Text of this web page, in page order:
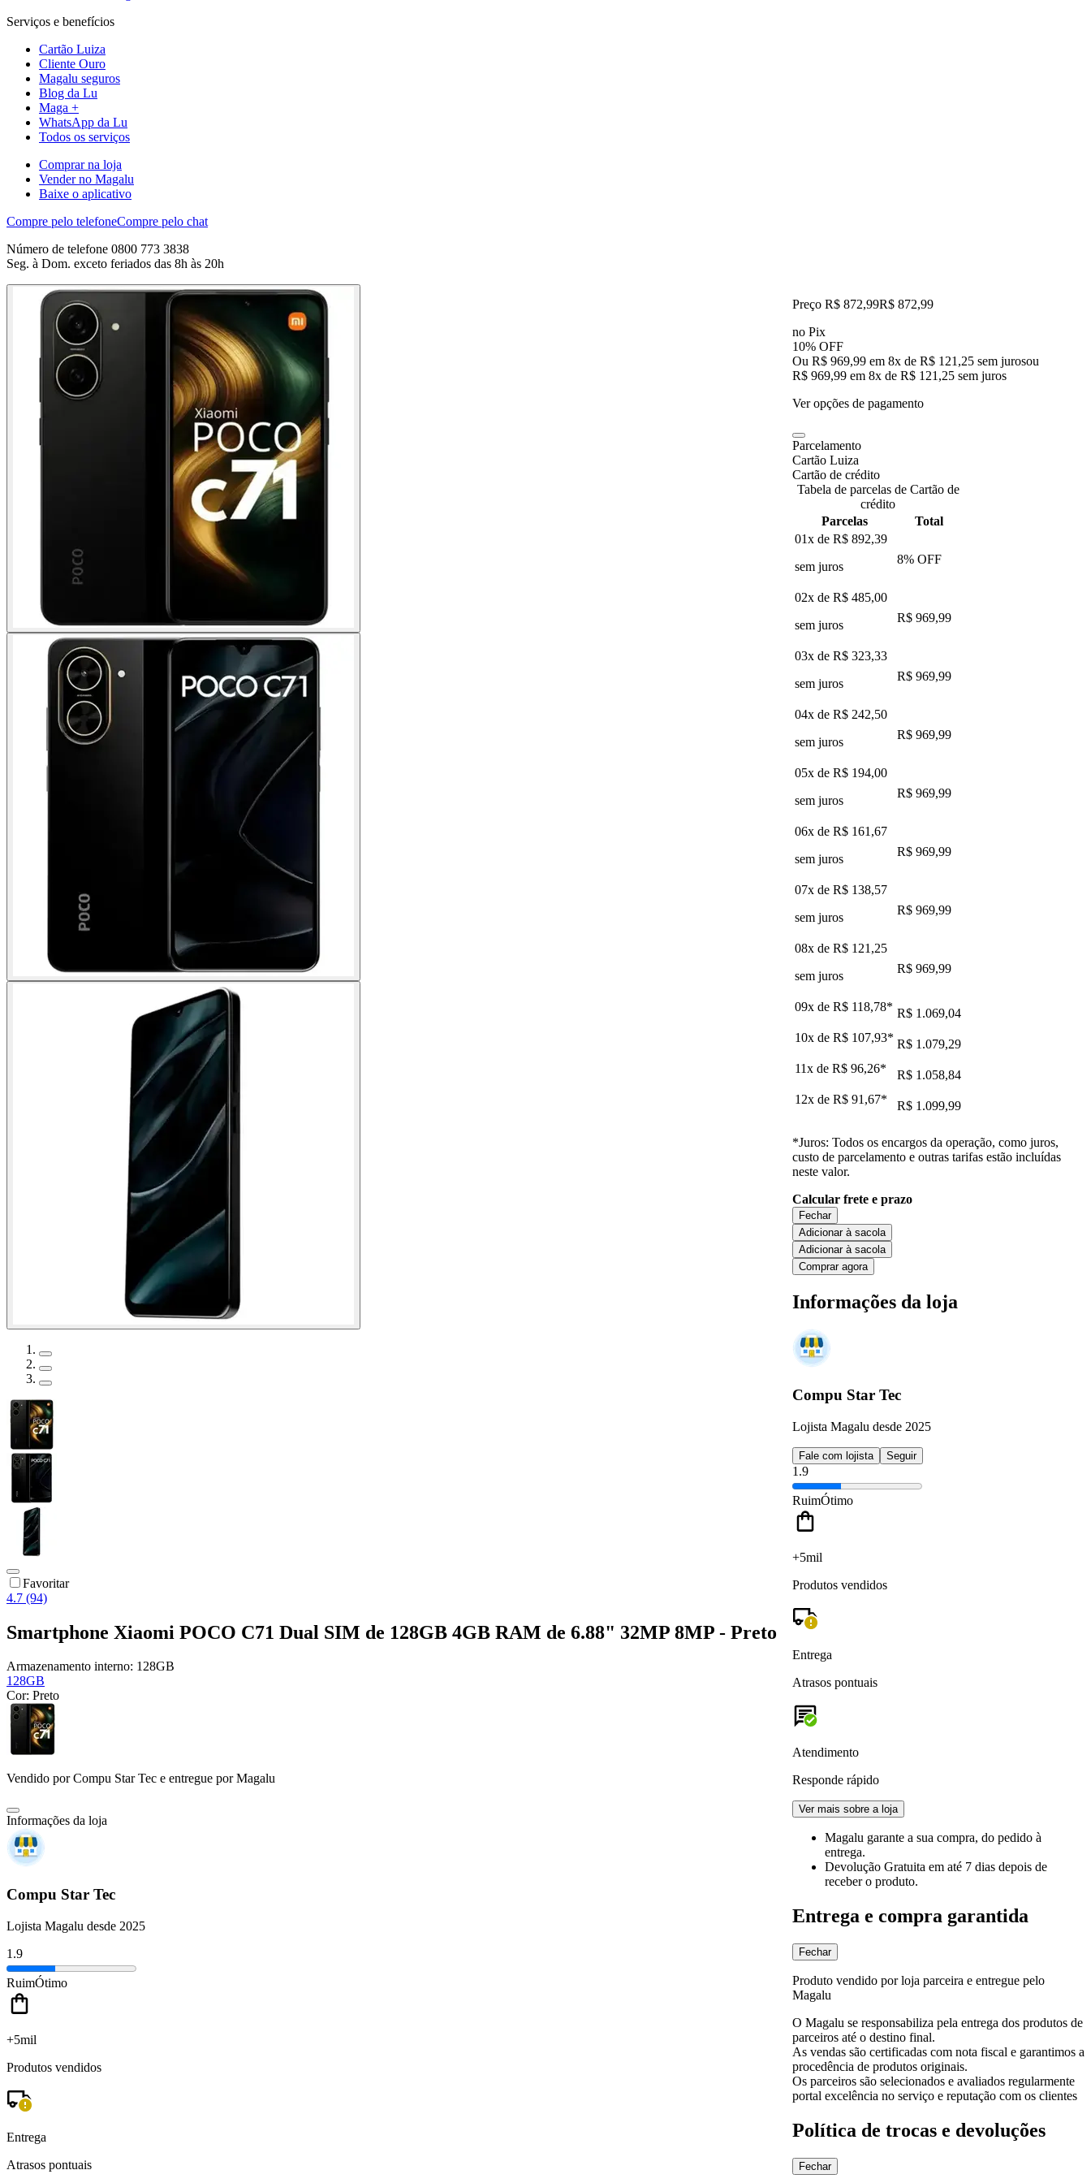
Serviços e benefícios
Cartão Luiza
Cliente Ouro
Magalu seguros
Blog da Lu
Maga +
WhatsApp da Lu
Todos os serviços
Comprar na loja
Vender no Magalu
Baixe o aplicativo
Compre pelo telefoneCompre pelo chat
Número de telefone 0800 773 3838
Seg. à Dom. exceto feriados das 8h às 20h
Favoritar
4.7 (94)
Smartphone Xiaomi POCO C71 Dual SIM de 128GB 4GB RAM de 6.88" 32MP 8MP - Preto
Armazenamento interno: 128GB
128GB
Cor: Preto
Vendido porCompu Star Tec e entregue por Magalu
Informações da loja
Compu Star Tec
Lojista Magalu desde 2025
1.9
RuimÓtimo
+5mil
Produtos vendidos
Entrega
Atrasos pontuais
Preço R$ 872,99R$ 872,99
no Pix
10% OFF
Ou R$ 969,99 em 8x de R$ 121,25 sem jurosou
R$ 969,99 em 8x de R$ 121,25 sem juros
Ver opções de pagamento
Parcelamento
Cartão Luiza
Cartão de crédito
Tabela de parcelas de Cartão de
crédito
Parcelas
Total
01x de R$ 892,39
sem juros
8% OFF
02x de R$ 485,00
sem juros
R$ 969,99
03x de R$ 323,33
sem juros
R$ 969,99
04x de R$ 242,50
sem juros
R$ 969,99
05x de R$ 194,00
sem juros
R$ 969,99
06x de R$ 161,67
sem juros
R$ 969,99
07x de R$ 138,57
sem juros
R$ 969,99
08x de R$ 121,25
sem juros
R$ 969,99
09x de R$ 118,78* R$ 1.069,04
10x de R$ 107,93* R$ 1.079,29
11x de R$ 96,26*
R$ 1.058,84
12x de R$ 91,67* R$ 1.099,99
*Juros: Todos os encargos da operação, como juros,
custo de parcelamento e outras tarifas estão incluídas
neste valor.
Calcular frete e prazo
Fechar
Adicionar à sacola
Adicionar à sacola
Comprar agora
Informações da loja
Compu Star Tec
Lojista Magalu desde 2025
Fale com lojista Seguir
1.9
RuimÓtimo
+5mil
Produtos vendidos
Entrega
Atrasos pontuais
Atendimento
Responde rápido
Ver mais sobre a loja
Magalu garante a sua compra, do pedido à
entrega.
Devolução Gratuita em até 7 dias depois de
receber o produto.
Entrega e compra garantida
Fechar
Produto vendido por loja parceira e entregue pelo
Magalu
O Magalu se responsabiliza pela entrega dos produtos de
parceiros até o destino final.
As vendas são certificadas com nota fiscal e garantimos a
procedência de produtos originais.
Os parceiros são selecionados e avaliados regularmente
portal excelência no serviço e reputação com os clientes
Política de trocas e devoluções
Fechar